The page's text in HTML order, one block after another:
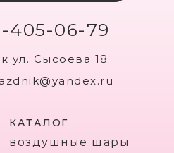
405-06-79
ул. Сысоева 18
КАТАЛОГ
воздушные шары